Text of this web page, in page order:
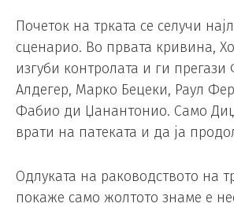
Почеток на трката се селучи
сценарио. Во првата кривина,
изгуби контролата и ги
Алдегер, Марко Бецеки, Раул
Фабио ди Џанантонио. Само
врати на патеката и да ја
Одлуката на раководството на
покаже само жолтото знаме е